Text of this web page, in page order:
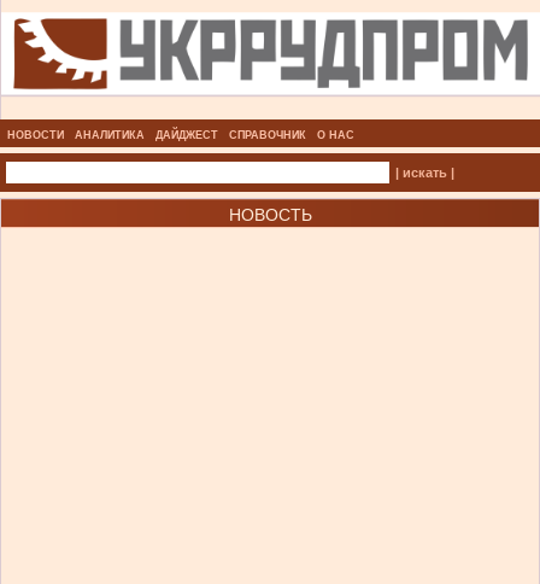
НОВОСТИ АНАЛИТИКА ДАЙДЖЕСТ СПРАВОЧНИК О НАС
| искать |
НОВОСТЬ